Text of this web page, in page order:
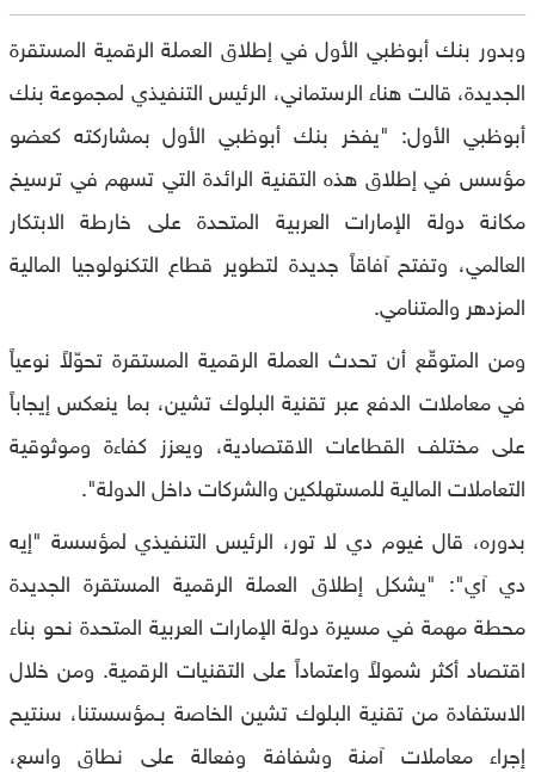
وبدور بنك أبوظبي الأول في إطلاق العملة الرقمية المستقرة
الجديدة، قالت هناء الرستماني، الرئيس التنفيذي لمجموعة بنك
أبوظبي الأول: "يفخر بنك أبوظبي الأول بمشاركته كعضو
مؤسس في إطلاق هذه التقنية الرائدة التي تسهم في ترسيخ
مكانة دولة الإمارات العربية المتحدة على خارطة الابتكار
العالمي، وتفتح آفاقاً جديدة لتطوير قطاع التكنولوجيا المالية
المزدهر والمتنامي.
ومن المتوقّع أن تحدث العملة الرقمية المستقرة تحوّلاً نوعياً
في معاملات الدفع عبر تقنية البلوك تشين، بما ينعكس إيجاباً
على مختلف القطاعات الاقتصادية، ويعزز كفاءة وموثوقية
التعاملات المالية للمستهلكين والشركات داخل الدولة".
بدوره، قال غيوم دي لا تور، الرئيس التنفيذي لمؤسسة "إيه
دي آي": "يشكل إطلاق العملة الرقمية المستقرة الجديدة
محطة مهمة في مسيرة دولة الإمارات العربية المتحدة نحو بناء
اقتصاد أكثر شمولاً واعتماداً على التقنيات الرقمية. ومن خلال
الاستفادة من تقنية البلوك تشين الخاصة بـمؤسستنا، سنتيح
إجراء معاملات آمنة وشفافة وفعالة على نطاق واسع،